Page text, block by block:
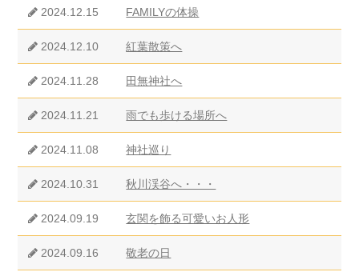
2024.12.15 FAMILYの体操
2024.12.10 紅葉散策へ
2024.11.28 田無神社へ
2024.11.21 雨でも歩ける場所へ
2024.11.08 神社巡り
2024.10.31 秋川渓谷へ・・・
2024.09.19 玄関を飾る可愛いお人形
2024.09.16 敬老の日